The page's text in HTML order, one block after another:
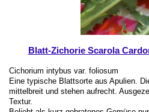
Blatt-Zichorie Scarola
Cichorium intybus var. foliosum
Eine typische Blattsorte aus Apulien.
mittelbreit und stehen aufrecht.
Textur.